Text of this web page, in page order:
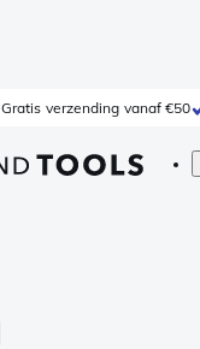
Gratis verzending vanaf €50